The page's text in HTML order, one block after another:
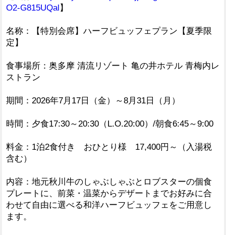
O2-G815UQal 】
名称：【特別会席】ハーフビュッフェプラン【夏季限
定】
食事場所：奥多摩 清流リゾート 亀の井ホテル 青梅内レ
ストラン
期間：2026年7月17日（金）～8月31日（月）
時間：夕食17:30～20:30（L.O.20:00）/朝食6:45～9:00
料金：1泊2食付き おひとり様 17,400円～（入湯税
含む）
内容：地元秋川牛のしゃぶしゃぶとロブスターの個食
プレートに、前菜・温菜からデザートまでお好みに合
わせて自由に選べる和洋ハーフビュッフェをご用意し
ます。